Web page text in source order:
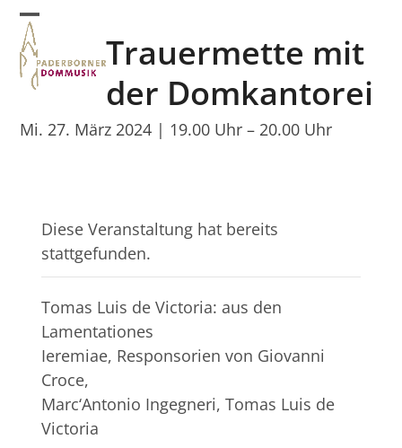
Skip
content
Open
mobile
menu
Close
mobile
menu
Trauermette mit
der Domkantorei
Mi. 27. März 2024 | 19.00 Uhr – 20.00 Uhr
Diese Veranstaltung hat bereits
stattgefunden.
Tomas Luis de Victoria: aus den
Lamentationes
Ieremiae, Responsorien von Giovanni
Croce,
Marc‘Antonio Ingegneri, Tomas Luis de
Victoria